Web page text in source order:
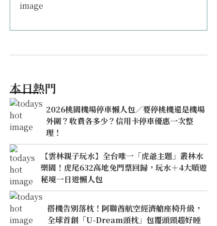
本日熱門
2026桃園機場停車懶人包／要停桃機還是機場
外圍？收費各多少？信用卡停車優惠一次整
理！
【雲林親子玩水】全台唯一「虎爺主題」叢林水
樂園！虎尾632高地免門票回歸，玩水＋4大順遊
秘境一日遊懶人包
搭機告別落枕！阿聯酋航空經濟艙座椅升級，
全球首創「U-Dream頭枕」包覆頭頸超好睡